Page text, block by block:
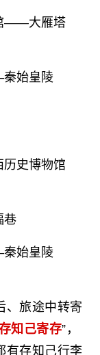
——大雁塔
始皇陵
史博物馆
巷
始皇陵
、旅途中转寄
知己寄存”，
有存知己行李